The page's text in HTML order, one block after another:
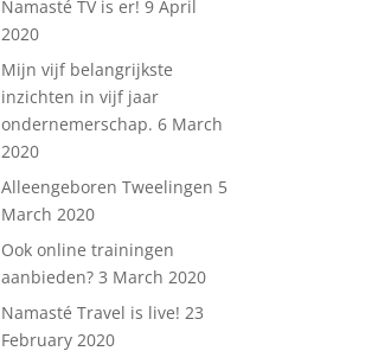
Namasté TV is er! 9 April
2020
Mijn vijf belangrijkste
inzichten in vijf jaar
ondernemerschap. 6 March
2020
Alleengeboren Tweelingen 5
March 2020
Ook online trainingen
aanbieden? 3 March 2020
Namasté Travel is live! 23
February 2020